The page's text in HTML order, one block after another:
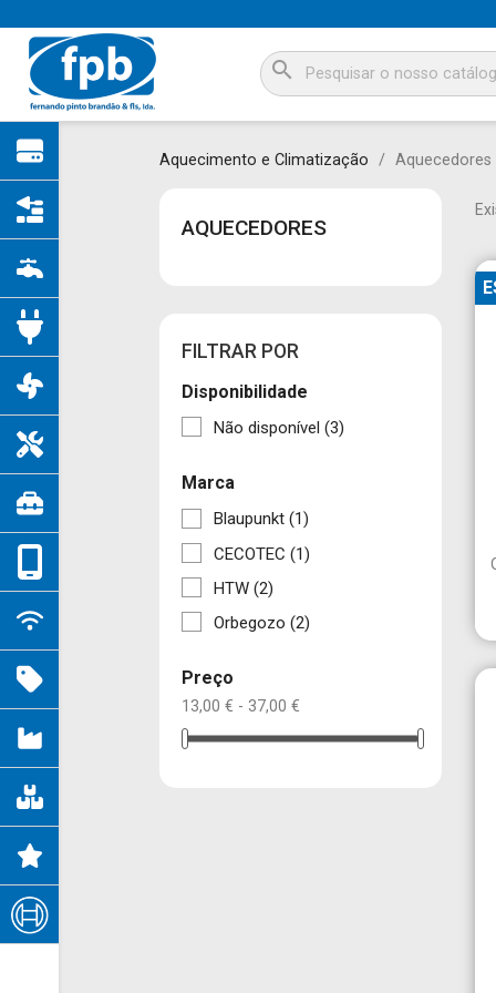
search
Aquecimento e Climatização Aquecedores
AQUECEDORES
FILTRAR POR
Disponibilidade
Não disponível (3)
Marca
Blaupunkt (1)
CECOTEC (1)
HTW (2)
Orbegozo (2)
Preço
13,00 € - 37,00 €